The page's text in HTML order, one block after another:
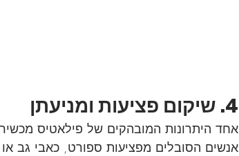
4. שיקום פציעות ומניעתן
אחד היתרונות המובהקים של פילאטיס
אנשים הסובלים מפציעות ספורט, כאבי גב